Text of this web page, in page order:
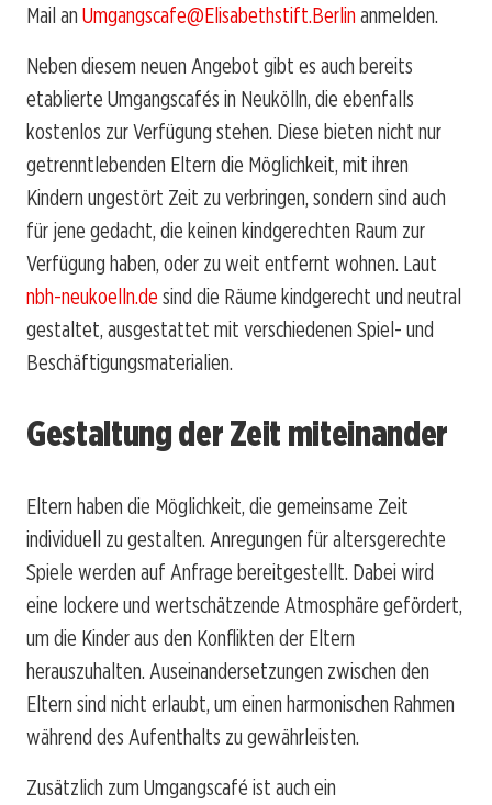
Mail an Umgangscafe@Elisabethstift.Berlin anmelden.
Neben diesem neuen Angebot gibt es auch bereits
etablierte Umgangscafés in Neukölln, die ebenfalls
kostenlos zur Verfügung stehen. Diese bieten nicht nur
getrenntlebenden Eltern die Möglichkeit, mit ihren
Kindern ungestört Zeit zu verbringen, sondern sind auch
für jene gedacht, die keinen kindgerechten Raum zur
Verfügung haben, oder zu weit entfernt wohnen. Laut
nbh-neukoelln.de sind die Räume kindgerecht und neutral
gestaltet, ausgestattet mit verschiedenen Spiel- und
Beschäftigungsmaterialien.
Gestaltung der Zeit miteinander
Eltern haben die Möglichkeit, die gemeinsame Zeit
individuell zu gestalten. Anregungen für altersgerechte
Spiele werden auf Anfrage bereitgestellt. Dabei wird
eine lockere und wertschätzende Atmosphäre gefördert,
um die Kinder aus den Konflikten der Eltern
herauszuhalten. Auseinandersetzungen zwischen den
Eltern sind nicht erlaubt, um einen harmonischen Rahmen
während des Aufenthalts zu gewährleisten.
Zusätzlich zum Umgangscafé ist auch ein